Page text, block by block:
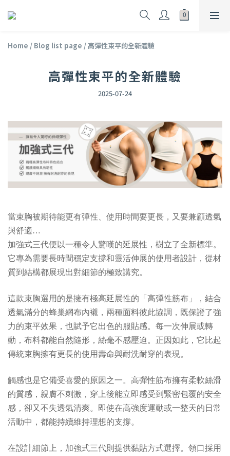
Home / Blog list page /高彈性束平的全新體驗
高彈性束平的全新體驗
2025-07-24
當束胸被期待能更有彈性、使用時間要更長，又要兼顧透氣
與舒適…
加強式三代便以一種令人驚嘆的延展性，樹立了全新標準。
它專為需要長時間穩定支撐和靈活伸展的使用者設計，從材
質到結構都展現出對細節的極致講究。
這款束胸選用的是擁有極高延展性的「高彈性筋布」，結合
透氣滿分的蜂巢網布內襯，兩種面料彼此協調，既保證了強
力的束平效果，也賦予它出色的服貼感。每一次伸展或轉
動，布料都能自然隨形，絲毫不感壓迫。正因如此，它比起
傳統束胸擁有更長的使用壽命與耐洗耐穿的表現。
觸感也是它備受喜愛的原因之一。高彈性筋布擁有柔軟絲滑
的質感，親膚不刺激，穿上後能立即感受到緊密包覆的安全
感，卻又不失透氣清爽。即使在高強度運動或一整天的日常
活動中，都能持續維持理想的支撐。
在設計細節上，加強式三代則提供黏貼方式選擇。領口採用